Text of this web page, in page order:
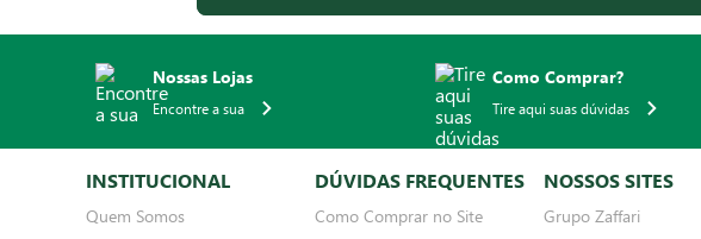
Nossas Lojas
Encontre a sua
Como Comprar?
Tire aqui suas dúvidas
INSTITUCIONAL
Quem Somos
DÚVIDAS FREQUENTES
Como Comprar no Site
NOSSOS SITES
Grupo Zaffari